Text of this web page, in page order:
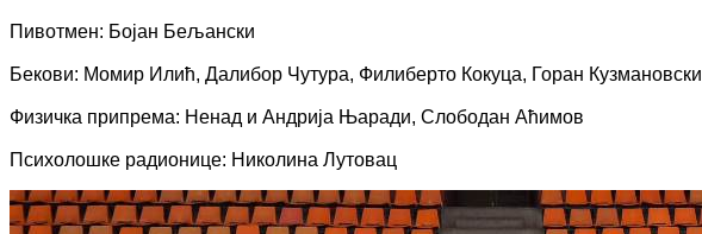
Пивотмен: Бојан Бељански
Бекови: Момир Илић, Далибор Чутура, Филиберто Кокуца, Горан Кузмановски
Физичка припрема: Ненад и Андрија Њаради, Слободан Аћимов
Психолошке радионице: Николина Лутовац